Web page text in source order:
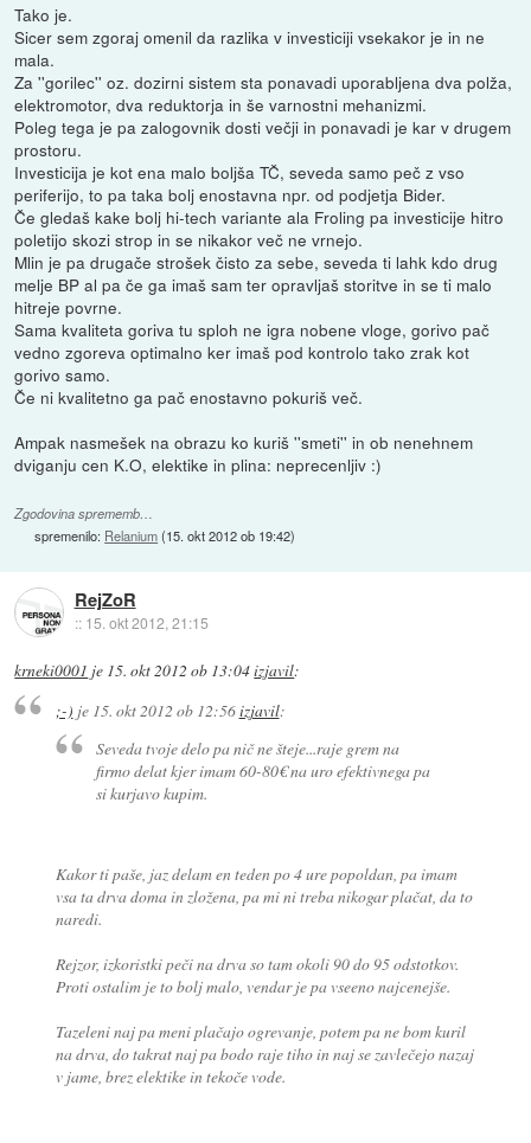
Tako je.
Sicer sem zgoraj omenil da razlika v investiciji vsekakor je in ne
mala.
Za ''gorilec'' oz. dozirni sistem sta ponavadi uporabljena dva polža,
elektromotor, dva reduktorja in še varnostni mehanizmi.
Poleg tega je pa zalogovnik dosti večji in ponavadi je kar v drugem
prostoru.
Investicija je kot ena malo boljša TČ, seveda samo peč z vso
periferijo, to pa taka bolj enostavna npr. od podjetja Bider.
Če gledaš kake bolj hi-tech variante ala Froling pa investicije hitro
poletijo skozi strop in se nikakor več ne vrnejo.
Mlin je pa drugače strošek čisto za sebe, seveda ti lahk kdo drug
melje BP al pa če ga imaš sam ter opravljaš storitve in se ti malo
hitreje povrne.
Sama kvaliteta goriva tu sploh ne igra nobene vloge, gorivo pač
vedno zgoreva optimalno ker imaš pod kontrolo tako zrak kot
gorivo samo.
Če ni kvalitetno ga pač enostavno pokuriš več.
Ampak nasmešek na obrazu ko kuriš ''smeti'' in ob nenehnem
dviganju cen K.O, elektike in plina: neprecenljiv :)
Zgodovina sprememb…
spremenilo: Relanium(15. okt 2012 ob 19:42)
RejZoR
:: 15. okt 2012, 21:15
krneki0001 je 15. okt 2012 ob 13:04izjavil:
;-) je 15. okt 2012 ob 12:56izjavil:
Seveda tvoje delo pa nič ne šteje...raje grem na
firmo delat kjer imam 60-80€ na uro efektivnega pa
si kurjavo kupim.
Kakor ti paše, jaz delam en teden po 4 ure popoldan, pa imam
vsa ta drva doma in zložena, pa mi ni treba nikogar plačat, da to
naredi.
Rejzor, izkoristki peči na drva so tam okoli 90 do 95 odstotkov.
Proti ostalim je to bolj malo, vendar je pa vseeno najcenejše.
Tazeleni naj pa meni plačajo ogrevanje, potem pa ne bom kuril
na drva, do takrat naj pa bodo raje tiho in naj se zavlečejo nazaj
v jame, brez elektike in tekoče vode.